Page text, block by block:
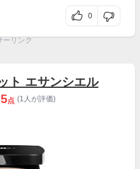
0
ーリンク
ト エサンシエル
点 (1人が評価)